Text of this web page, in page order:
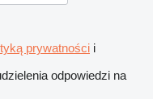
prywatności i
odpowiedzi na